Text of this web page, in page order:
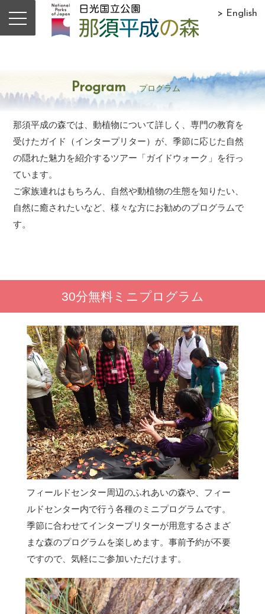
> English
Program プログラム
那須平成の森では、動植物について詳しく、専門の教育を
受けたガイド（インタープリター）が、季節に応じた自然
の隠れた魅力を紹介するツアー「ガイドウォーク」を行っ
ています。
ご家族連れはもちろん、自然や動植物の生態を知りたい、
自然に癒されたいなど、様々な方にお勧めのプログラムで
す。
30分無料ミニプログラム
フィールドセンター周辺のふれあいの森や、フィー
ルドセンター内で行う各種のミニプログラムです。
季節に合わせてインタープリターが用意するさまざ
まな森のプログラムを楽しめます。事前予約が不要
ですので、気軽にご参加いただけます。